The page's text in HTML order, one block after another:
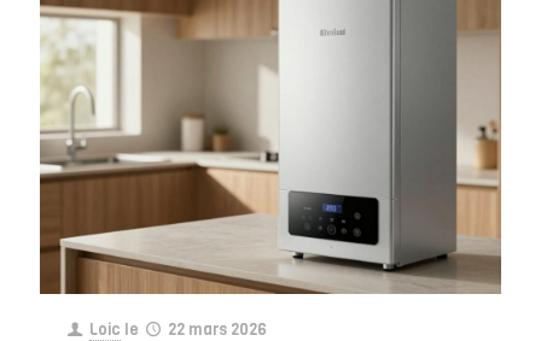
Loic le 22 mars 2026